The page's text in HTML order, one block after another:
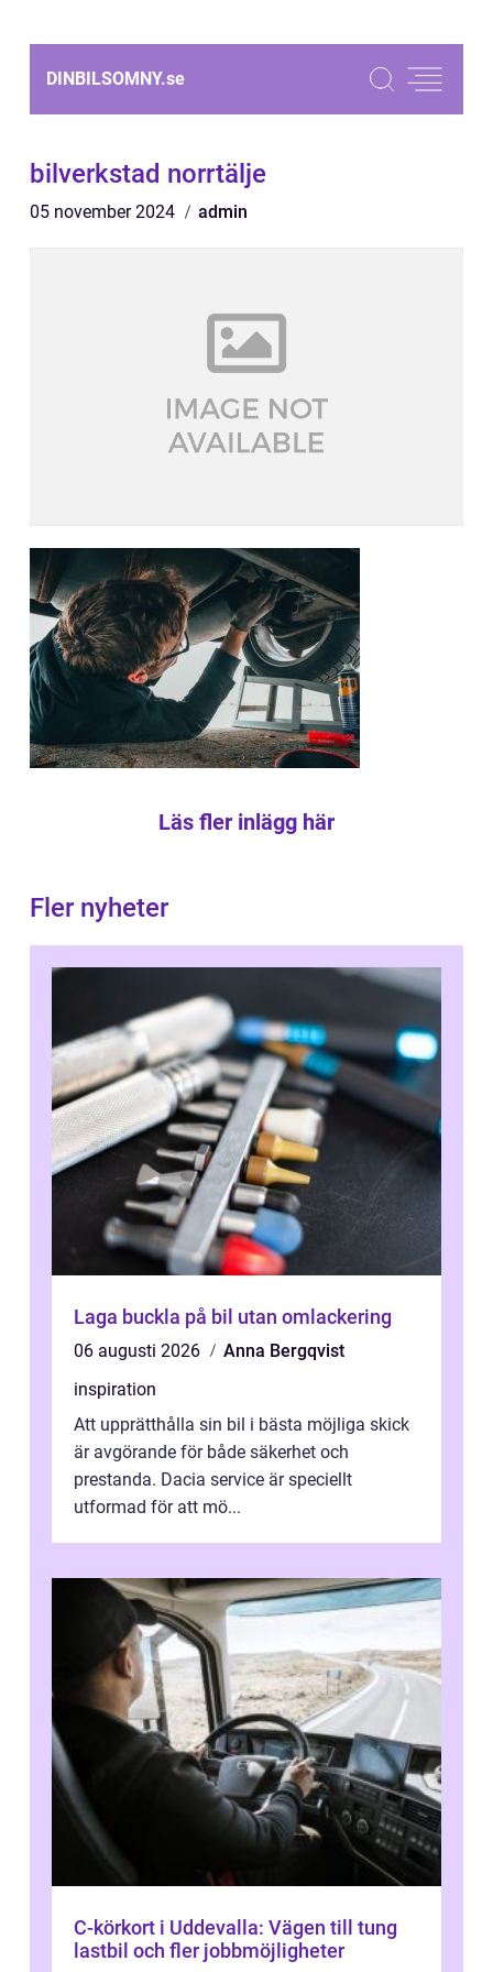
DINBILSOMNY.se
bilverkstad norrtälje
05 november 2024 admin
Läs fler inlägg här
Fler nyheter
Laga buckla på bil utan omlackering
06 augusti 2026
Anna Bergqvist
inspiration
Att upprätthålla sin bil i bästa möjliga skick
är avgörande för både säkerhet och
prestanda. Dacia service är speciellt
utformad för att mö...
C-körkort i Uddevalla: Vägen till tung
lastbil och fler jobbmöjligheter